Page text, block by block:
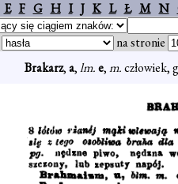
E F G H I J K L Ł M N
na stronie
Brakarz,a,lm.e,m.człowiek,